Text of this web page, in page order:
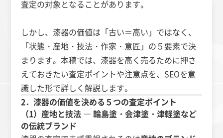
査定の対象となることがあります。
しかし、漆器の価値は「古い＝高い」ではなく、
「状態・産地・技法・作家・意匠」の５要素で決
まります。本稿では、漆器を高く売るために押さ
えておきたい査定ポイントや注意点を、SEOを意
識した形で詳しく解説します。
2．漆器の価値を決める５つの査定ポイント
（1）産地と技法 ― 輪島塗・会津塗・津軽塗など
の伝統ブランド